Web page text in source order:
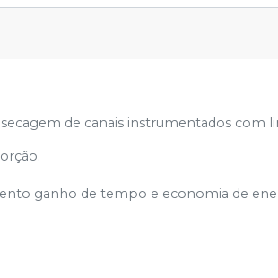
de canais instrumentados com
ganho de tempo e economia de